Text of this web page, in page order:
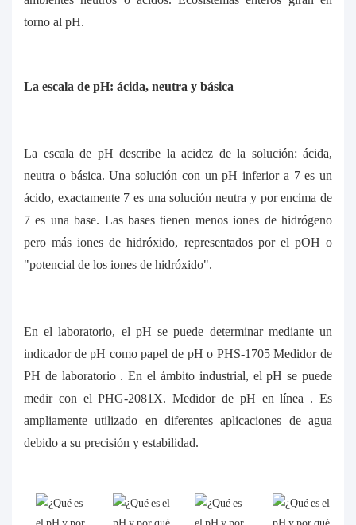
torno al pH.
La escala de pH: ácida, neutra y básica
La escala de pH describe la acidez de la solución: ácida,
neutra o básica. Una solución con un pH inferior a 7 es un
ácido, exactamente 7 es una solución neutra y por encima de
7 es una base. Las bases tienen menos iones de hidrógeno
pero más iones de hidróxido, representados por el pOH o
"potencial de los iones de hidróxido".
En el laboratorio, el pH se puede determinar mediante un
indicador de pH como papel de pH o PHS-1705Medidor de
PH de laboratorio . En el ámbito industrial, el pH se puede
medir con el PHG-2081X.Medidor de pH en línea . Es
ampliamente utilizado en diferentes aplicaciones de agua
debido a su precisión y estabilidad.